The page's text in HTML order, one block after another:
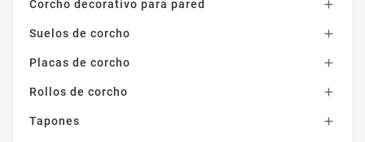
Corcho decorativo para pared 
Suelos de corcho 
Placas de corcho 
Rollos de corcho 
Tapones 